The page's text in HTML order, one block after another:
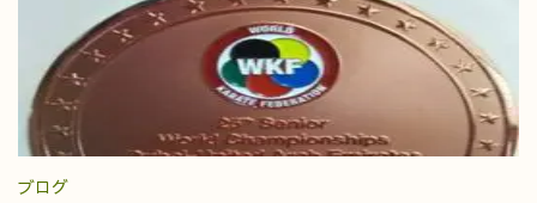
ブログ